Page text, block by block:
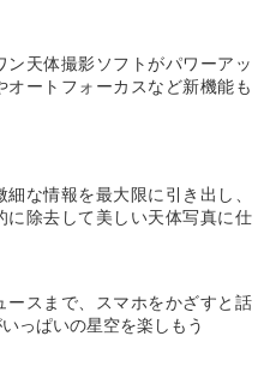
天体撮影ソフトがパワーアッ
オートフォーカスなど新機能も
な情報を最大限に引き出し、
に除去して美しい天体写真に仕
ースまで、スマホをかざすと話
っぱいの星空を楽しもう